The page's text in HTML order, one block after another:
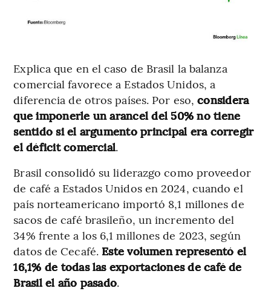
Explica que en el caso de Brasil la balanza
comercial favorece a Estados Unidos, a
diferencia de otros países. Por eso,considera
que imponerle un arancel del 50% no tiene
sentido si el argumento principal era corregir
el déficit comercial.
Brasil consolidó su liderazgo como proveedor
de café a Estados Unidos en 2024, cuando el
país norteamericano importó 8,1 millones de
sacos de café brasileño, un incremento del
34% frente a los 6,1 millones de 2023, según
datos de Cecafé. Este volumen representó el
16,1% de todas las exportaciones de café de
Brasil el año pasado.